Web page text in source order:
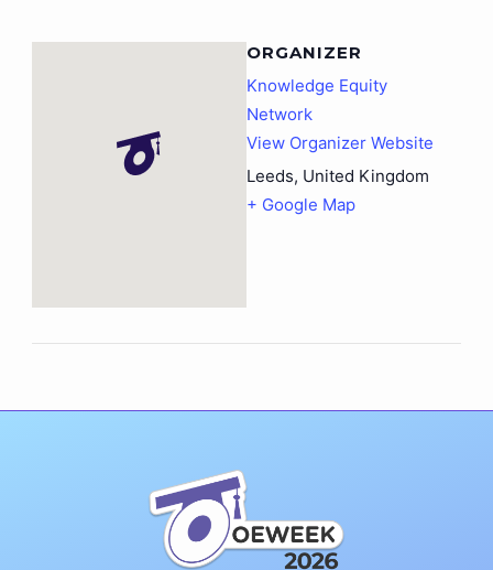
ORGANIZER
Knowledge Equity
Network
View Organizer Website
Leeds, United Kingdom
+ Google Map